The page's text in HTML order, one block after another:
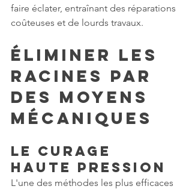
faire éclater, entraînant des réparations
coûteuses et de lourds travaux.
Éliminer les
racines par
des moyens
mécaniques
Le curage
haute pression
L'une des méthodes les plus efficaces